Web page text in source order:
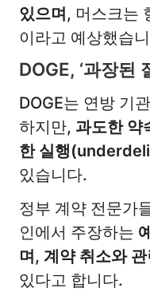
있으며, 머스크는
이라고 예상했습
DOGE, ‘과장된
DOGE는 연방 기
하지만, 과도한
한 실행
있습니다.
정부 계약 전문가
인에서 주장하는
며, 계약 취소와
있다고 합니다.